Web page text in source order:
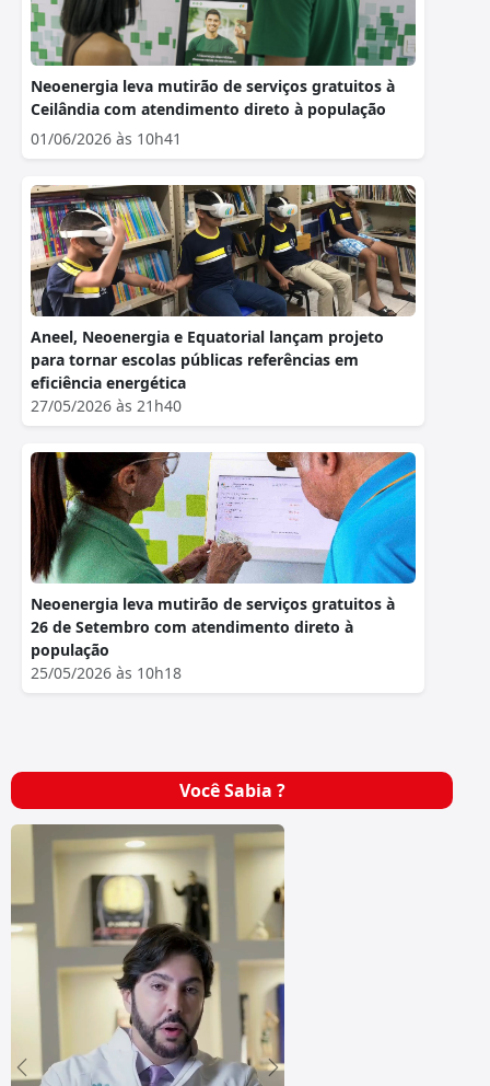
Neoenergia leva mutirão de serviços gratuitos à
Ceilândia com atendimento direto à população
01/06/2026 às 10h41
Aneel, Neoenergia e Equatorial lançam projeto
para tornar escolas públicas referências em
eficiência energética
27/05/2026 às 21h40
Neoenergia leva mutirão de serviços gratuitos à
26 de Setembro com atendimento direto à
população
25/05/2026 às 10h18
Você Sabia ?